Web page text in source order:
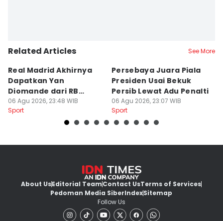
Related Articles See More
Real Madrid Akhirnya
Dapatkan Yan
Diomande dari RB
Leipzig
06 Agu 2026, 23:48 WIB
Sport
Persebaya Juara Piala
Presiden Usai Bekuk
Persib Lewat Adu Penalti
06 Agu 2026, 23:07 WIB
Sport
About UsEditorial TeamContact UsTerms of Services
Pedoman Media SiberIndexSitemap
Follow Us